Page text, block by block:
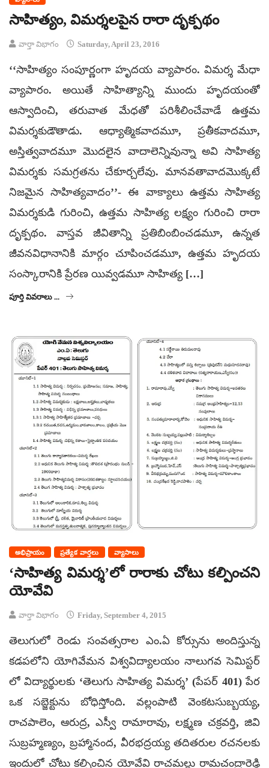
సాహిత్యం, విమర్శలపైన రారా దృక్పథం
వార్తా విభాగం Saturday, April 23, 2016
‘‘సాహిత్యం సంపూర్ణంగా హృదయ వ్యాపారం. విమర్శ మేధా
వ్యాపారం. అయితే సాహిత్యాన్ని ముందు హృదయంతో
ఆస్వాదించి, తరువాత మేధతో పరిశీలించేవాడే ఉత్తమ
విమర్శకుడౌతాడు. ఆధ్యాత్మికవాదమూ, ప్రతీకవాదమూ,
అస్తిత్వవాదమూ మొదలైన వాదాలెన్నివున్నా అవి సాహిత్య
విమర్శకు సమగ్రతను చేకూర్చలేవు. మానవతావాదమొక్కటే
నిజమైన సాహిత్యవాదం’’- ఈ వాక్యాలు ఉత్తమ సాహిత్య
విమర్శకుడి గురించి, ఉత్తమ సాహిత్య లక్ష్యం గురించి రారా
దృక్పథం. వాస్తవ జీవితాన్ని ప్రతిబింబించడమూ, ఉన్నత
జీవనవిధానానికి మార్గం చూపించడమూ, ఉత్తమ హృదయ
సంస్కారానికి ప్రేరణ యివ్వడమూ సాహిత్య […]
పూర్తి వివరాలు ...
అభిప్రాయం ప్రత్యేక వార్తలు వ్యాసాలు
‘సాహిత్య విమర్శ’లో రారాకు చోటు కల్పించని
యోవేవి
వార్తా విభాగం Friday, September 4, 2015
తెలుగులో రెండు సంవత్సరాల ఎం.ఏ కోర్సును అందిస్తున్న
కడపలోని యోగివేమన విశ్వవిద్యాలయం నాలుగవ సెమిస్టర్
లో విద్యార్థులకు ‘తెలుగు సాహిత్య విమర్శ’ (పేపర్ 401) పేర
ఒక సబ్జెక్టును బోధిస్తోంది. వల్లంపాటి వెంకటసుబ్బయ్య,
రాచపాలెం, ఆరుద్ర, ఎస్వీ రామారావు, లక్ష్మణ చక్రవర్తి, జివి
సుబ్రహ్మణ్యం, బ్రహ్మానంద, వీరభద్రయ్య తదితరుల రచనలకు
ఇందులో చోటు కల్పించిన యోవేవి రాచమల్లు రామచంద్రారెడ్డి